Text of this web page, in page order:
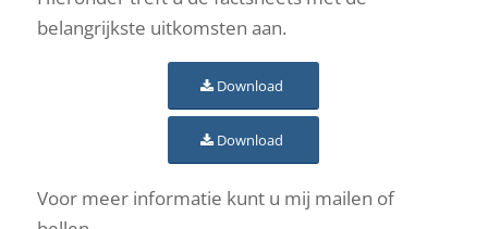
belangrijkste uitkomsten aan.
Download
Download
Voor meer informatie kunt u mij mailen of